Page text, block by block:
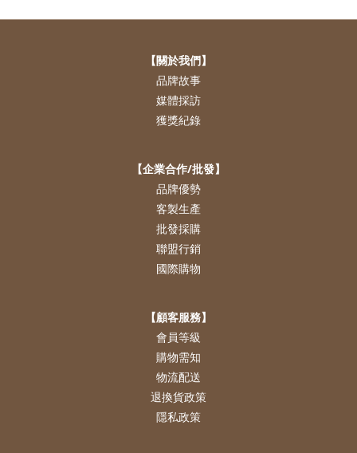
【關於我們】
品牌故事
媒體採訪
獲獎紀錄
【企業合作/批發】
品牌優勢
客製生產
批發採購
聯盟行銷
國際購物
【顧客服務】
會員等級
購物需知
物流配送
退換貨政策
隱私政策